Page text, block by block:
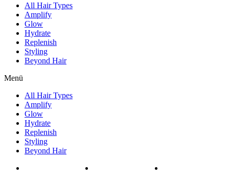
All Hair Types
Amplify
Glow
Hydrate
Replenish
Styling
Beyond Hair
Menü
All Hair Types
Amplify
Glow
Hydrate
Replenish
Styling
Beyond Hair